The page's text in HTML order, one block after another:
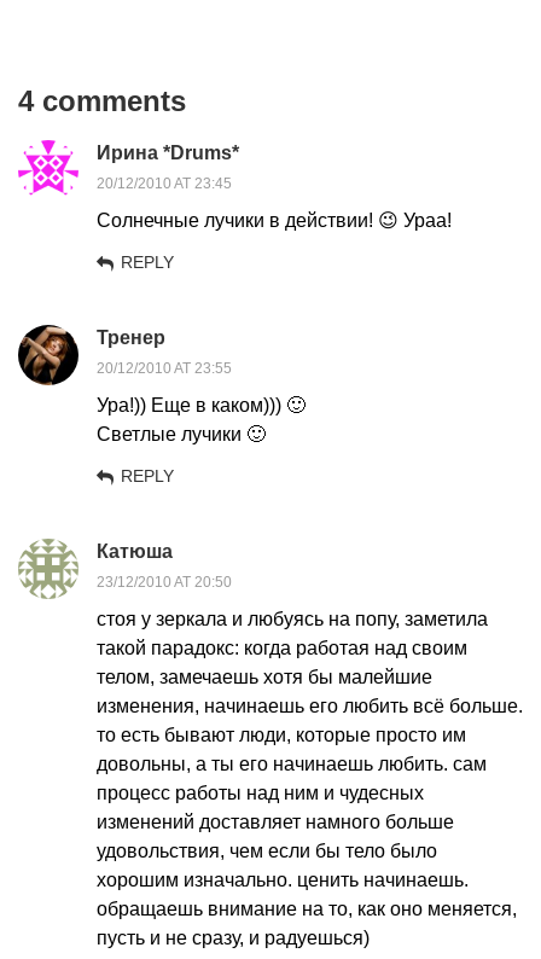
4 comments
Ирина *Drums*
20/12/2010 AT 23:45
Солнечные лучики в действии! 😉 Ураа!
REPLY
Тренер
20/12/2010 AT 23:55
Ура!)) Еще в каком))) 🙂
Светлые лучики 🙂
REPLY
Катюша
23/12/2010 AT 20:50
стоя у зеркала и любуясь на попу, заметила
такой парадокс: когда работая над своим
телом, замечаешь хотя бы малейшие
изменения, начинаешь его любить всё больше.
то есть бывают люди, которые просто им
довольны, а ты его начинаешь любить. сам
процесс работы над ним и чудесных
изменений доставляет намного больше
удовольствия, чем если бы тело было
хорошим изначально. ценить начинаешь.
обращаешь внимание на то, как оно меняется,
пусть и не сразу, и радуешься)